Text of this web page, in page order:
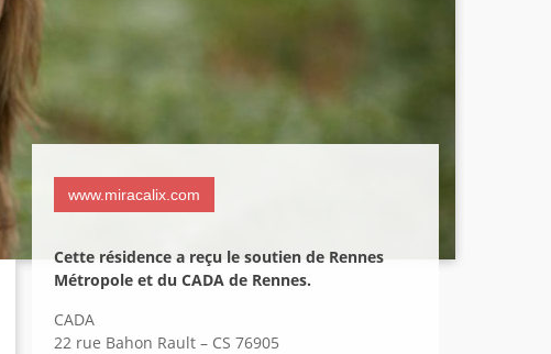
www.miracalix.com
Cette résidence a reçu le soutien de Rennes
Métropole et du CADA de Rennes.
CADA
22 rue Bahon Rault – CS 76905